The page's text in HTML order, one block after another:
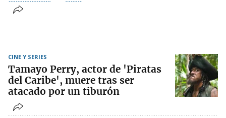
CINE Y SERIES
Tamayo Perry, actor de 'Piratas
del Caribe', muere tras ser
atacado por un tiburón